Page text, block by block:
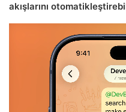
akışlarını